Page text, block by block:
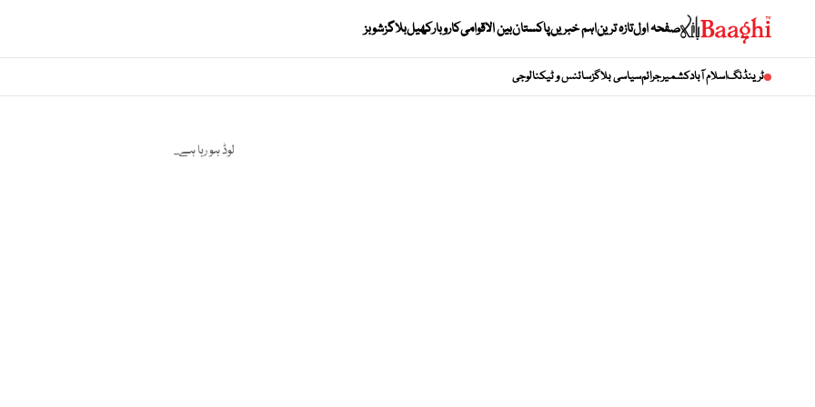
صفحہ اولتازہ تریناہم خبریںپاکستانبین الاقوامیکاروبارکھیلبلاگزشوبز
ٹرینڈنگاسلام آبادکشمیرجرائمسیاسی بلاگزسائنس و ٹیکنالوجی
لوڈ ہو رہا ہے...